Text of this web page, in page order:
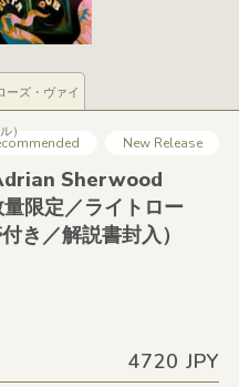
ーズ・ヴァイ
）
New Release
Sherwood
限定／ライトロー
き／解説書封入）
4720 JPY